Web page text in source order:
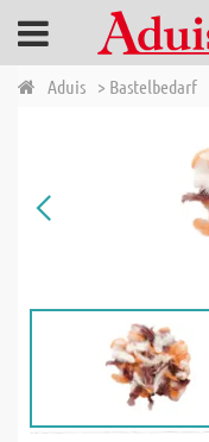
Aduis > Bastelbedarf